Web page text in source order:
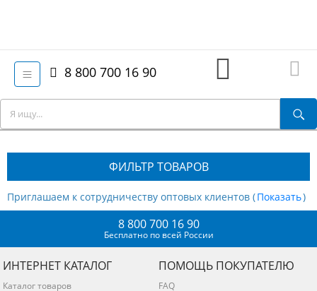
8 800 700 16 90
ФИЛЬТР ТОВАРОВ
Приглашаем к сотрудничеству оптовых клиентов ( )
8 800 700 16 90
Бесплатно по всей России
ИНТЕРНЕТ КАТАЛОГ
Каталог товаров
ПОМОЩЬ ПОКУПАТЕЛЮ
FAQ